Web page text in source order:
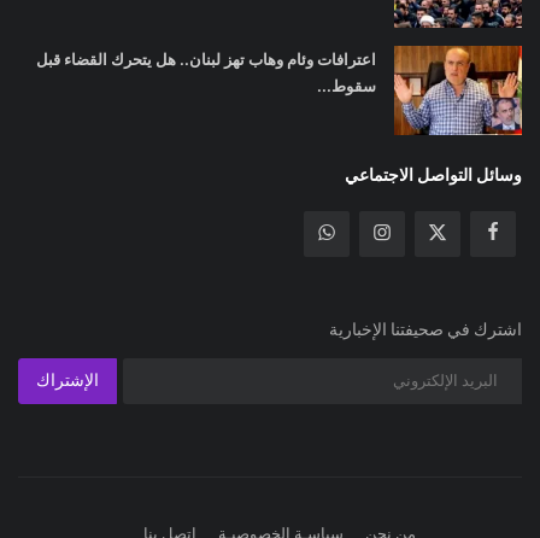
اعترافات وئام وهاب تهز لبنان.. هل يتحرك القضاء قبل
سقوط...
وسائل التواصل الاجتماعي
اشترك في صحيفتنا الإخبارية
الإشتراك